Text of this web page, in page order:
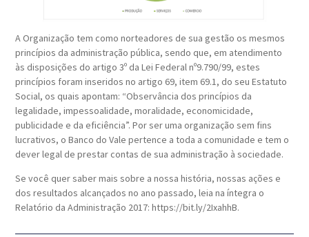
A Organização tem como norteadores de sua gestão os mesmos
princípios da administração pública, sendo que, em atendimento
às disposições do artigo 3º da Lei Federal nº9.790/99, estes
princípios foram inseridos no artigo 69, item 69.1, do seu Estatuto
Social, os quais apontam: “Observância dos princípios da
legalidade, impessoalidade, moralidade, economicidade,
publicidade e da eficiência”. Por ser uma organização sem fins
lucrativos, o Banco do Vale pertence a toda a comunidade e tem o
dever legal de prestar contas de sua administração à sociedade.
Se você quer saber mais sobre a nossa história, nossas ações e
dos resultados alcançados no ano passado, leia na íntegra o
Relatório da Administração 2017: https://bit.ly/2IxahhB.